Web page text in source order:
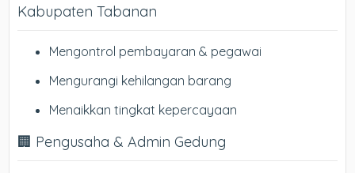
Kabupaten Tabanan
Mengontrol pembayaran & pegawai
Mengurangi kehilangan barang
Menaikkan tingkat kepercayaan
🏢 Pengusaha & Admin Gedung